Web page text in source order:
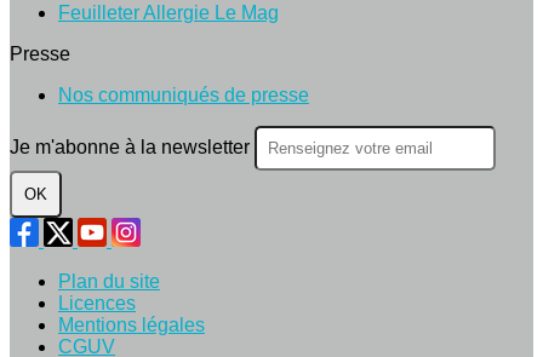
Feuilleter Allergie Le Mag
Presse
Nos communiqués de presse
Je m'abonne à la newsletter
OK
Plan du site
Licences
Mentions légales
CGUV